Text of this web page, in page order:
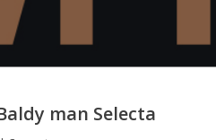
man Selecta